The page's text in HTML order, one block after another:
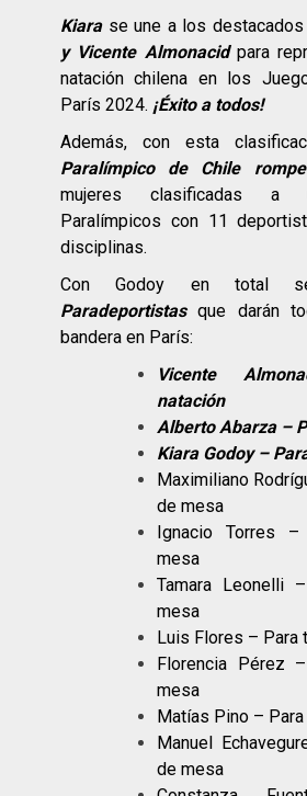
Kiara se une a los
y Vicente Almonacidpara
natación chilena en los
París 2024. ¡Éxito a todos!
Además, con esta
Paralímpico de Chile
mujeres clasificadas a
Paralímpicos con 11
disciplinas.
Con Godoy en total
Paradeportistasque darán
bandera en París:
Vicente
natación
Alberto Abarza –
Kiara Godoy –
Maximiliano
de mesa
Ignacio Torres
mesa
Tamara Leonelli
mesa
Luis Flores – Para
Florencia Pérez
mesa
Matías Pino –
Manuel
de mesa